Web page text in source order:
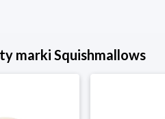
marki Squishmallows